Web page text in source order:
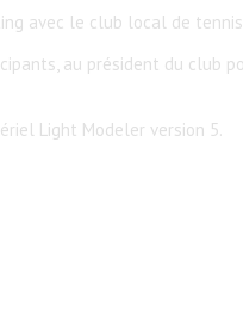
avec le club local de
au président du club
Light Modeler version 5.